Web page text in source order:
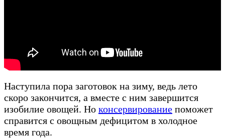
Наступила пора заготовок на зиму, ведь лето
скоро закончится, а вместе с ним завершится
изобилие овощей. Но консервирование поможет
справится с овощным дефицитом в холодное
время года.